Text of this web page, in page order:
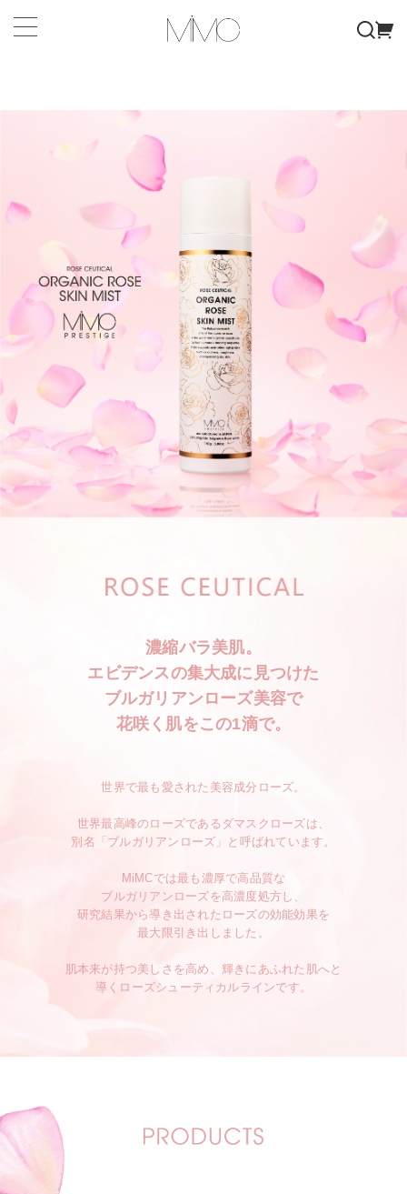
濃縮バラ美肌。
エビデンスの集大成に見つけた
ブルガリアンローズ美容で
花咲く肌をこの1滴で。
世界で最も愛された美容成分ローズ。
世界最高峰のローズであるダマスクローズは、
別名「ブルガリアンローズ」と呼ばれています。
MiMCでは最も濃厚で高品質な
ブルガリアンローズを高濃度処方し、
研究結果から導き出されたローズの効能効果を
最大限引き出しました。
肌本来が持つ美しさを高め、輝きにあふれた肌へと
導くローズシューティカルラインです。